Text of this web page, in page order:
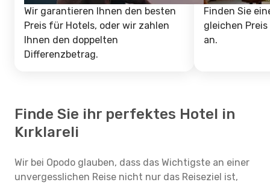
Wir garantieren Ihnen den besten
Preis für Hotels, oder wir zahlen
Ihnen den doppelten
Differenzbetrag.
Finden Sie
gleichen
an.
Finde Sie ihr perfektes Hotel in
Kırklareli
Wir bei Opodo glauben, dass das Wichtigste an einer
unvergesslichen Reise nicht nur das Reiseziel ist,